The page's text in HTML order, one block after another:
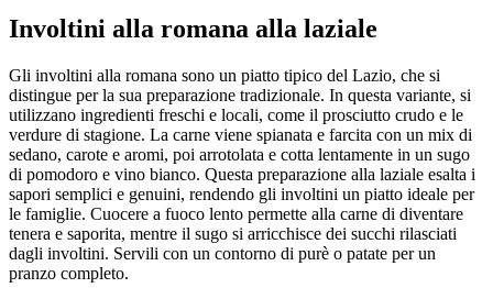
Involtini alla romana alla laziale
Gli involtini alla romana sono un piatto tipico del Lazio, che si
distingue per la sua preparazione tradizionale. In questa variante, si
utilizzano ingredienti freschi e locali, come il prosciutto crudo e le
verdure di stagione. La carne viene spianata e farcita con un mix di
sedano, carote e aromi, poi arrotolata e cotta lentamente in un sugo
di pomodoro e vino bianco. Questa preparazione alla laziale esalta i
sapori semplici e genuini, rendendo gli involtini un piatto ideale per
le famiglie. Cuocere a fuoco lento permette alla carne di diventare
tenera e saporita, mentre il sugo si arricchisce dei succhi rilasciati
dagli involtini. Servili con un contorno di purè o patate per un
pranzo completo.